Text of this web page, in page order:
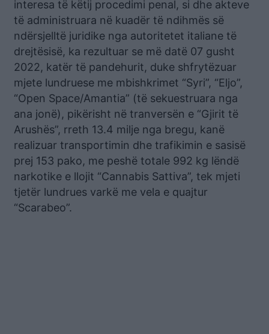
interesa të këtij procedimi penal, si dhe akteve
të administruara në kuadër të ndihmës së
ndërsjelltë juridike nga autoritetet italiane të
drejtësisë, ka rezultuar se më datë 07 gusht
2022, katër të pandehurit, duke shfrytëzuar
mjete lundruese me mbishkrimet “Syri”, “Eljo”,
“Open Space/Amantia” (të sekuestruara nga
ana jonë), pikërisht në tranversën e “Gjirit të
Arushës”, rreth 13.4 milje nga bregu, kanë
realizuar transportimin dhe trafikimin e sasisë
prej 153 pako, me peshë totale 992 kg lëndë
narkotike e llojit “Cannabis Sattiva”, tek mjeti
tjetër lundrues varkë me vela e quajtur
“Scarabeo”.